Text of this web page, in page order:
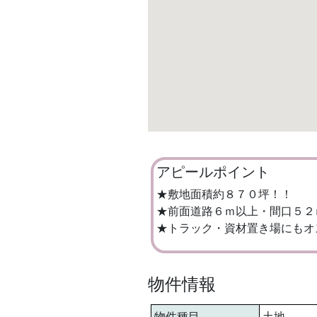
アピールポイント
★敷地面積約８７０坪！！
★前面道路６ｍ以上・間口５
★トラック・資材置き場にも
物件情報